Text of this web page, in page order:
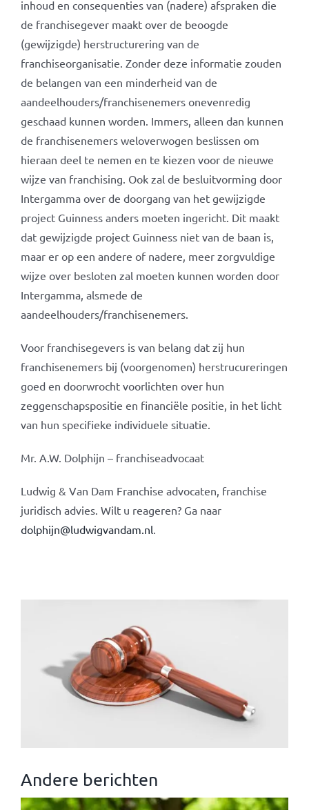
inhoud en consequenties van (nadere) afspraken die
de franchisegever maakt over de beoogde
(gewijzigde) herstructurering van de
franchiseorganisatie. Zonder deze informatie zouden
de belangen van een minderheid van de
aandeelhouders/franchisenemers onevenredig
geschaad kunnen worden. Immers, alleen dan kunnen
de franchisenemers weloverwogen beslissen om
hieraan deel te nemen en te kiezen voor de nieuwe
wijze van franchising. Ook zal de besluitvorming door
Intergamma over de doorgang van het gewijzigde
project Guinness anders moeten ingericht. Dit maakt
dat gewijzigde project Guinness niet van de baan is,
maar er op een andere of nadere, meer zorgvuldige
wijze over besloten zal moeten kunnen worden door
Intergamma, alsmede de
aandeelhouders/franchisenemers.
Voor franchisegevers is van belang dat zij hun
franchisenemers bij (voorgenomen) herstrucureringen
goed en doorwrocht voorlichten over hun
zeggenschapspositie en financiële positie, in het licht
van hun specifieke individuele situatie.
Mr. A.W. Dolphijn – franchiseadvocaat
Ludwig & Van Dam Franchise advocaten, franchise
juridisch advies. Wilt u reageren? Ga naar
dolphijn@ludwigvandam.nl.
Andere berichten